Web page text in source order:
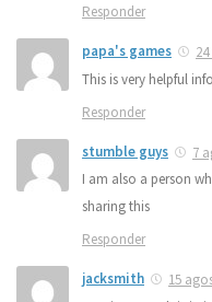
Responder
papa's games
This is very helpful
Responder
stumble guys
7
I am also a person
sharing this
Responder
jacksmith
15